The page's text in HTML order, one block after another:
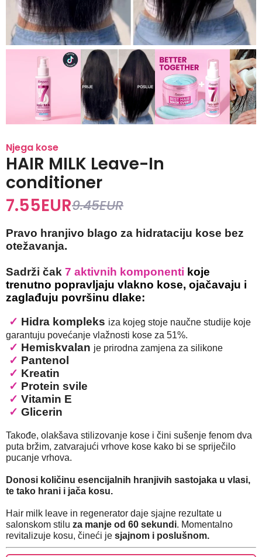
Njega kose
HAIR MILK Leave-In
conditioner
7.55EUR9.45EUR
Pravo hranjivo blago za hidrataciju kose bez
otežavanja.
Sadrži čak 7 aktivnih komponenti koje
trenutno popravljaju vlakno kose, ojačavaju i
zaglađuju površinu dlake:
✓ Hidra kompleks iza kojeg stoje naučne studije koje
garantuju povećanje vlažnosti kose za 51%.
✓ Hemiskvalan je prirodna zamjena za silikone
✓ Pantenol
✓ Kreatin
✓ Protein svile
✓ Vitamin E
✓ Glicerin
Takođe, olakšava stilizovanje kose i čini sušenje fenom dva
puta bržim, zatvarajući vrhove kose kako bi se spriječilo
pucanje vrhova.
Donosi količinu esencijalnih hranjivih sastojaka u vlasi,
te tako hrani i jača kosu.
Hair milk leave in regenerator daje sjajne rezultate u
salonskom stilu za manje od 60 sekundi. Momentalno
revitalizuje kosu, čineći je sjajnom i poslušnom.